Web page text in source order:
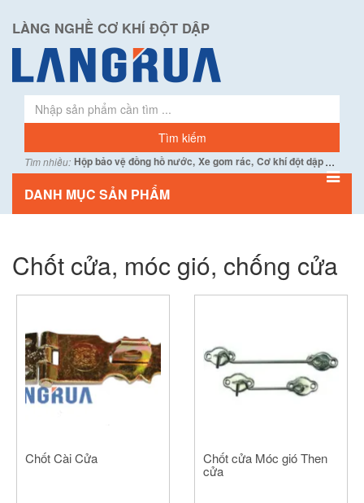
LÀNG NGHỀ CƠ KHÍ ĐỘT DẬP
Tìm nhiều: Hộp bảo vệ đồng hồ nước, Xe gom rác, Cơ khí đột dập...
DANH MỤC SẢN PHẨM
Chốt cửa, móc gió, chống cửa
Chốt Cài Cửa Chốt cửa Móc gió Then
cửa